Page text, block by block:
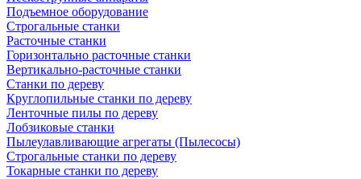
Подъемное оборудование
Строгальные станки
Расточные станки
Горизонтально расточные станки
Вертикально-расточные станки
Станки по дереву
Круглопильные станки по дереву
Ленточные пилы по дереву
Лобзиковые станки
Пылеулавливающие агрегаты (Пылесосы)
Строгальные станки по дереву
Токарные станки по дереву